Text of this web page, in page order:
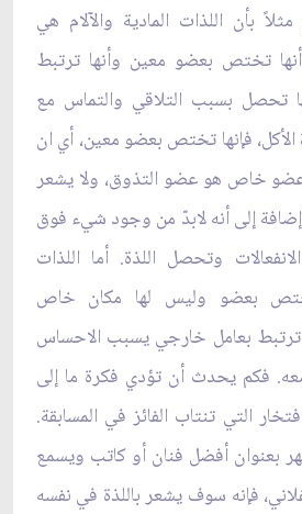
بأن اللذات المادية والآلام هي
تختص بعضو معين وأنها ترتبط
تحصل بسبب التلاقي والتماس مع
الأكل، فإنها تختص بعضو معين، أي ان
خاص هو عضو التذوق، ولا يشعر
إضافة إلى أنه لابدّ من وجود شيء فوق
وتحصل اللذة. أما اللذات
تختص بعضو وليس لها مكان خاص
بعامل خارجي يسبب الاحساس
فكم يحدث أن تؤدي فكرة ما إلى
التي تنتاب الفائز في المسابقة.
بعنوان أفضل فنان أو كاتب ويسمع
فإنه سوف يشعر باللذة في نفسه